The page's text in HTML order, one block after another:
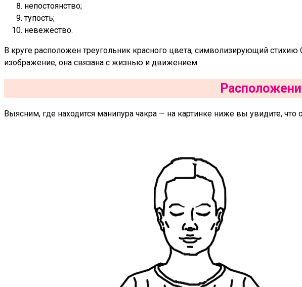
непостоянство;
тупость;
невежество.
В круге расположен треугольник красного цвета, символизирующий
изображение, она связана с жизнью и движением.
Выясним, где находится манипура чакра — на картинке ниже вы увидите,